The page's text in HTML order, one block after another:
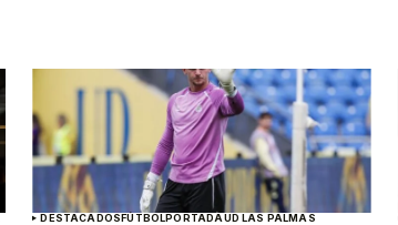
DESTACADOSFÚTBOLPORTADAUD LAS PALMAS